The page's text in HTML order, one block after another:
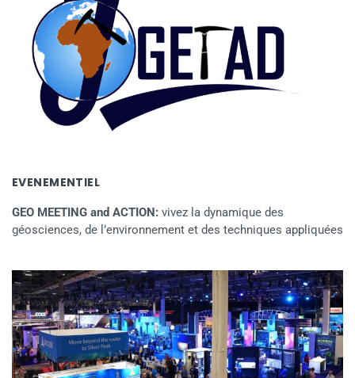
EVENEMENTIEL
GEO MEETING and ACTION: vivez la dynamique des
géosciences, de l’environnement et des techniques appliquées